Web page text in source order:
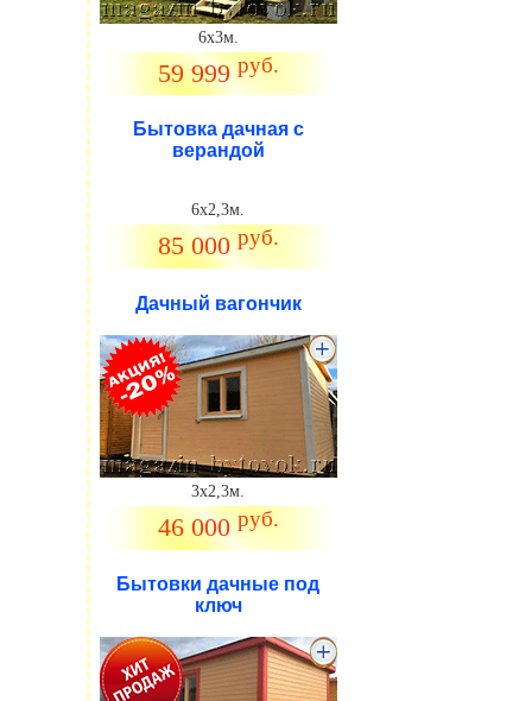
6х3м.
59 999руб.
Бытовка дачная с
верандой
6х2,3м.
85 000руб.
Дачный вагончик
.
3х2,3м.
46 000руб.
Бытовки дачные под
ключ
.